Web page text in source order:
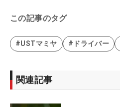
この記事のタグ
#USTマミヤ #ドライバー
関連記事